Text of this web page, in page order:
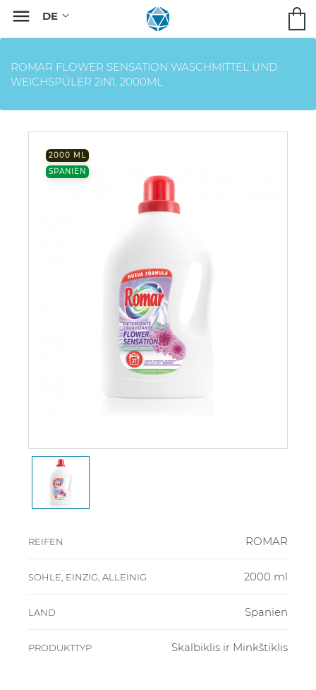

ROMAR FLOWER SENSATION WASCHMITTEL UND
WEICHSPÜLER 2IN1, 2000ML
2000 ML
SPANIEN
REIFEN ROMAR
SOHLE, EINZIG, ALLEINIG 2000 ml
LAND Spanien
PRODUKTTYP Skalbiklis ir Minkštiklis